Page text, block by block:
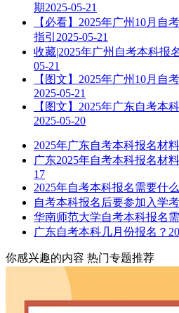
期2025-05-21
【必看】2025年广州10月自
指引 2025-05-21
收藏|2025年广州自考本科报
05-21
【图文】2025年广州10月自
2025-05-21
【图文】2025年广东自考本
2025-05-20
2025年广东自考本科报名材
广东2025年自考本科报名材
17
2025年自考本科报名需要什
自考本科报名后要参加入学
华南师范大学自考本科报名
广东自考本科几月份报名？
你感兴趣的内容 热门专题推荐